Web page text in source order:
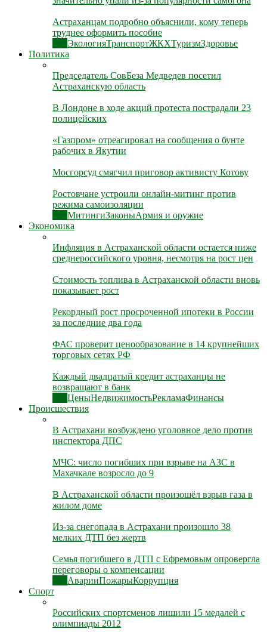
Астраханцам подробно объяснили, кому теперь
труднее оформить пособие
ЭкологияТранспортЖКХТуризмЗдоровье
Политика
Председатель СовБеза Медведев посетил
Астраханскую область
В Лондоне в ходе акций протеста пострадали 23
полицейских
«Газпром» отреагировал на сообщения о бунте
рабочих в Якутии
Мосгорсуд смягчил приговор активисту Котову
Ростовчане устроили онлайн-митинг против
режима самоизоляции
МитингиЗаконыАрмия и оружие
Экономика
Инфляция в Астраханской области остается ниже
среднероссийского уровня, несмотря на рост цен
Стоимость топлива в Астраханской области вновь
показывает рост
Рекордный рост просроченной ипотеки в России
за последние два года
ФАС проверит ценообразование в 14 крупнейших
торговых сетях РФ
Каждый двадцатый кредит астраханцы не
возвращают в банк
ЦеныНедвижимостьРекламаФинансы
Происшествия
В Астрахани возбуждено уголовное дело против
инспектора ДПС
МЧС: число погибших при взрыве на АЗС в
Махачкале возросло до 9
В Астраханской области произошёл взрыв газа в
жилом доме
Из-за снегопада в Астрахани произошло 38
мелких ДТП без жертв
Семья погибшего в ДТП с Ефремовым опровергла
переговоры о компенсации
АварииПожарыКоррупция
Спорт
Российских спортсменов лишили 15 медалей с
олимпиады 2012